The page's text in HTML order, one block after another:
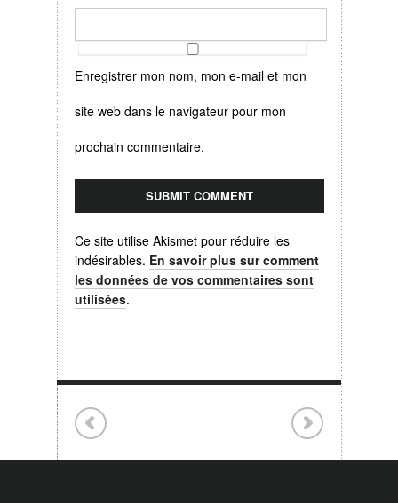
Enregistrer mon nom, mon e-mail et mon
site web dans le navigateur pour mon
prochain commentaire.
Ce site utilise Akismet pour réduire les
indésirables. En savoir plus sur comment
les données de vos commentaires sont
utilisées.